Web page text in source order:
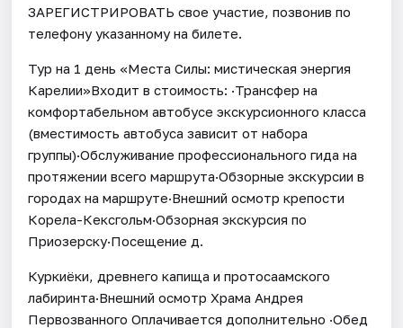
ЗАРЕГИСТРИРОВАТЬ свое участие, позвонив по
телефону указанному на билете.
Тур на 1 день «Места Силы: мистическая энергия
Карелии»Входит в стоимость: ·Трансфер на
комфортабельном автобусе экскурсионного класса
(вместимость автобуса зависит от набора
группы)·Обслуживание профессионального гида на
протяжении всего маршрута·Обзорные экскурсии в
городах на маршруте·Внешний осмотр крепости
Корела-Кексгольм·Обзорная экскурсия по
Приозерску·Посещение д.
Куркиёки, древнего капища и протосаамского
лабиринта·Внешний осмотр Храма Андрея
Первозванного Оплачивается дополнительно ·Обед